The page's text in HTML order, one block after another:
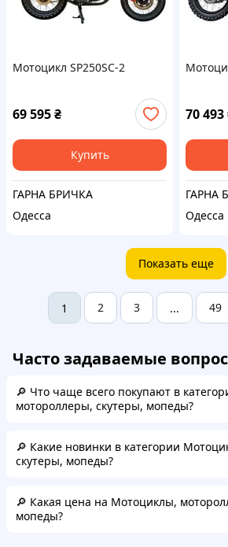
Мотоцикл SP250SC-2
69 595₴
Купить
ГАРНА БРИЧКА
Одесса
70 493
ГАРНА
Одесса
Показать еще
1 2 3 ... 49
Часто задаваемые
🔎 Что чаще всего покупают в
мотороллеры, скутеры, мопеды?
🔎 Какие новинки в категории
скутеры, мопеды?
🔎 Какая цена на Мотоциклы,
мопеды?